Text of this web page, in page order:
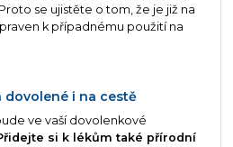
se ujistěte o tom, že je již na
k případnému použití na
dovolené i na cestě
ve vaší dovolenkové
si k lékům také přírodní